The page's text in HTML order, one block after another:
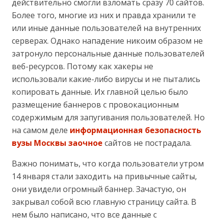
действительно смогли взломать сразу 70 сайтов.
Более того, многие из них и правда хранили те
или иные данные пользователей на внутренних
серверах. Однако нападение никоим образом не
затронуло персональные данные пользователей
веб-ресурсов. Потому как хакеры не
использовали какие-либо вирусы и не пытались
копировать данные. Их главной целью было
размещение баннеров с провокационным
содержимым для запугивания пользователей. Но
на самом деле информационная безопасность
вузы Москвы заочное сайтов не пострадала.
Важно понимать, что когда пользователи утром
14 января стали заходить на привычные сайты,
они увидели огромный баннер. Зачастую, он
закрывал собой всю главную страницу сайта. В
нем было написано, что все данные с